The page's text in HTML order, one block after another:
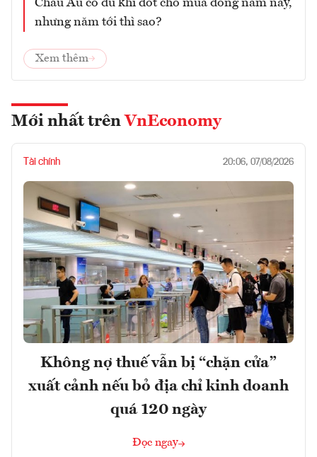
nhưng năm tới thì sao?
Xem thêm
Mới nhất trên VnEconomy
Tài chính 20:06, 07/08/2026
Không nợ thuế vẫn bị “chặn cửa”
xuất cảnh nếu bỏ địa chỉ kinh doanh
quá 120 ngày
Đọc ngay